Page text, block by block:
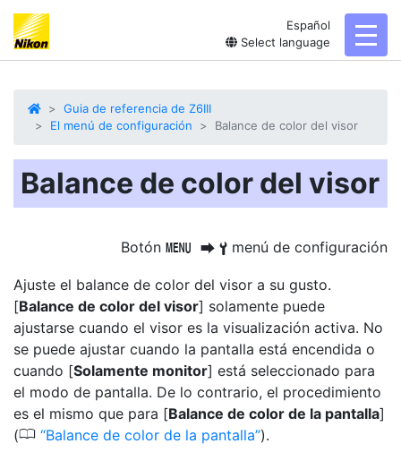
Español
Select language
Guia de referencia de Z6III
El menú de configuración
Balance de color del visor
Balance de color del visor
Botón G U B menú de configuración
Ajuste el balance de color del visor a su gusto.
[Balance de color del visor] solamente puede
ajustarse cuando el visor es la visualización activa. No
se puede ajustar cuando la pantalla está encendida o
cuando [Solamente monitor] está seleccionado para
el modo de pantalla. De lo contrario, el procedimiento
es el mismo que para [Balance de color de la pantalla]
(0 Balance de color de la pantalla ).